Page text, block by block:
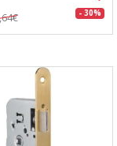
- 30%